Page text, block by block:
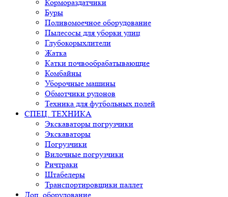
Кормораздатчики
Буры
Поливомоечное оборудование
Пылесосы для уборки улиц
Глубокорыхлители
Жатка
Катки почвообрабатывающие
Комбайны
Уборочные машины
Обмотчики рулонов
Техника для футбольных полей
СПЕЦ. ТЕХНИКА
Экскаваторы погрузчики
Экскаваторы
Погрузчики
Вилочные погрузчики
Ричтраки
Штабелеры
Транспортировщики паллет
Доп. оборудование